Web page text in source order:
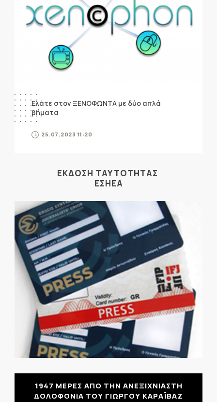
Ελάτε στον ΞΕΝΟΦΩΝΤΑ με δύο απλά
βήματα
25.07.2023 11:20
ΕΚΔΟΣΗ ΤΑΥΤΟΤΗΤΑΣ
ΕΣΗΕΑ
1947 ΜΕΡΕΣ ΑΠΟ ΤΗΝ ΑΝΕΞΙΧΝΙΑΣΤΗ
ΔΟΛΟΦΟΝΙΑ ΤΟΥ ΓΙΩΡΓΟΥ ΚΑΡΑΪΒΑΖ